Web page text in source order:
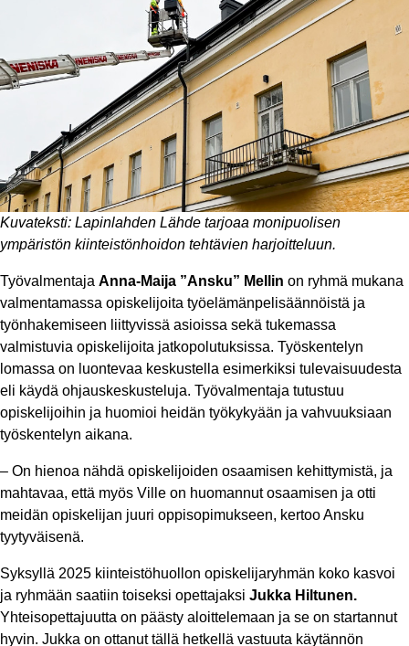
Kuvateksti: Lapinlahden Lähde tarjoaa monipuolisen
ympäristön kiinteistönhoidon tehtävien harjoitteluun.
Työvalmentaja Anna-Maija ”Ansku” Mellin on ryhmä mukana
valmentamassa opiskelijoita työelämänpelisäännöistä ja
työnhakemiseen liittyvissä asioissa sekä tukemassa
valmistuvia opiskelijoita jatkopolutuksissa. Työskentelyn
lomassa on luontevaa keskustella esimerkiksi tulevaisuudesta
eli käydä ohjauskeskusteluja. Työvalmentaja tutustuu
opiskelijoihin ja huomioi heidän työkykyään ja vahvuuksiaan
työskentelyn aikana.
– On hienoa nähdä opiskelijoiden osaamisen kehittymistä, ja
mahtavaa, että myös Ville on huomannut osaamisen ja otti
meidän opiskelijan juuri oppisopimukseen, kertoo Ansku
tyytyväisenä.
Syksyllä 2025 kiinteistöhuollon opiskelijaryhmän koko kasvoi
ja ryhmään saatiin toiseksi opettajaksi Jukka Hiltunen.
Yhteisopettajuutta on päästy aloittelemaan ja se on startannut
hyvin. Jukka on ottanut tällä hetkellä vastuuta käytännön